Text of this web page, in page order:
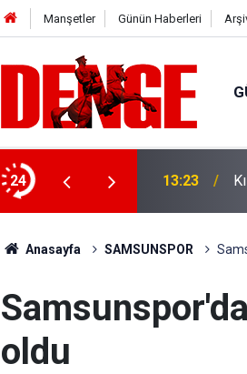
Manşetler Günün Haberleri
24 13:23
Anasayfa SAMSUNSPOR
oldu